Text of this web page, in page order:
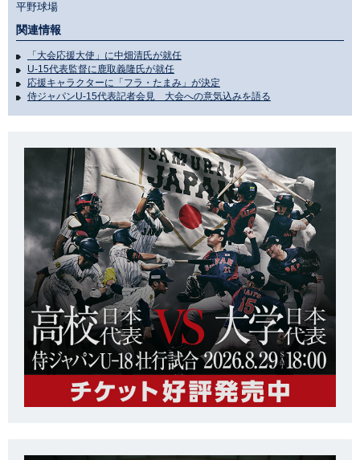
平野球場
関連情報
「大会応援大使」に中畑清氏が就任
U-15代表監督に鹿取義隆氏が就任
応援キャラクターに「フラ・たまみ」が決定
侍ジャパンU-15代表記者会見 大会への意気込みを語る